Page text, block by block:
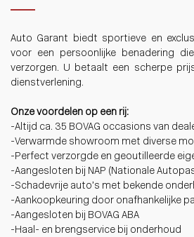
Auto Garant biedt sportieve en
voor een persoonlijke benadering
verzorgen. U betaalt een scherpe
dienstverlening.
Onze voordelen op een rij:
-Altijd ca. 35 BOVAG occasions van
-Verwarmde showroom met diverse
-Perfect verzorgde en geoutilleerde
-Aangesloten bij NAP (Nationale
-Schadevrije auto’s met bekende
-Aankoopkeuring door onafhankelijke
-Aangesloten bij BOVAG ABA
-Haal- en brengservice bij onderhoud